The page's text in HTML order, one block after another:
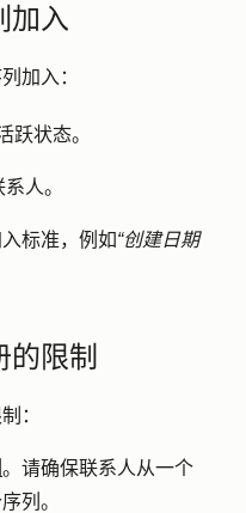
加入
加入：
跃状态。
人。
标准，例如“创建日期
限制
：
。请确保联系人从一个
列。